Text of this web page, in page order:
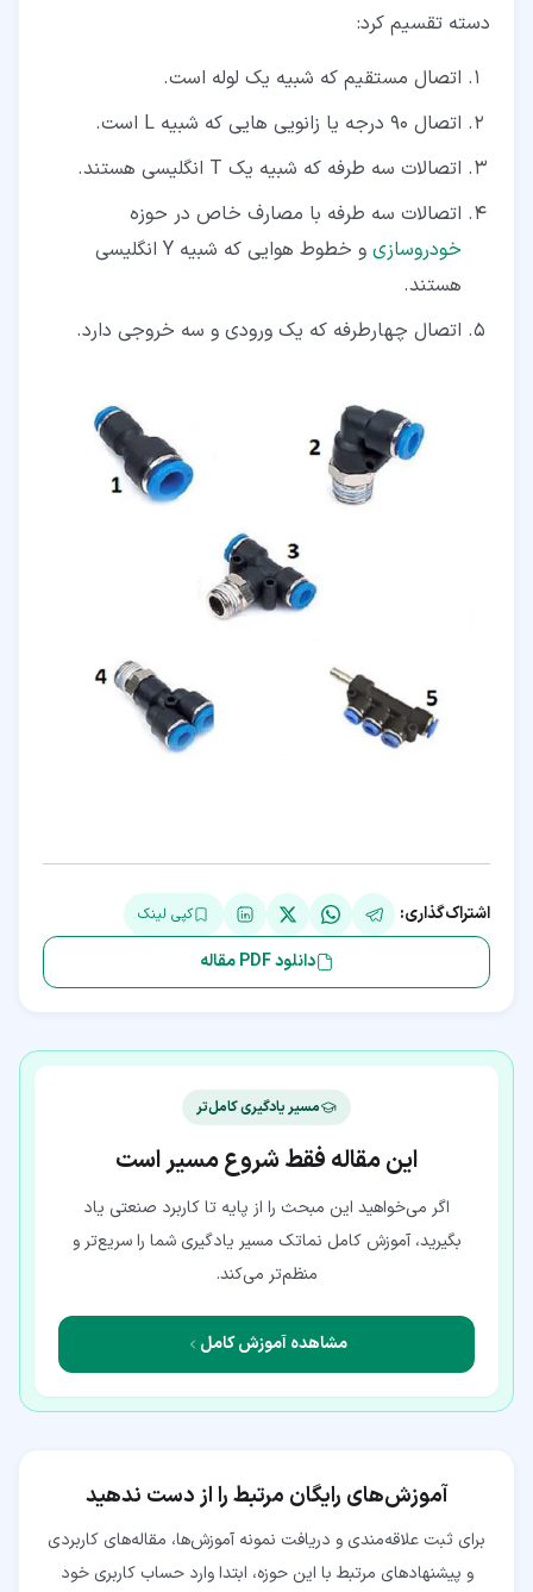
دسته تقسیم کرد:
اتصال مستقیم که شبیه یک لوله است.
اتصال 90 درجه یا زانویی هایی که شبیه L است.
اتصالات سه طرفه که شبیه یک T انگلیسی هستند.
اتصالات سه طرفه با مصارف خاص در حوزه
خودروسازی
و خطوط هوایی که شبیه Y انگلیسی
هستند.
اتصال چهارطرفه که یک ورودی و سه خروجی دارد.
اشتراک‌گذاری: کپی لینک
دانلود PDF مقاله
مسیر یادگیری کامل‌تر
این مقاله فقط شروع مسیر است
اگر می‌خواهید این مبحث را از پایه تا کاربرد صنعتی یاد
بگیرید، آموزش کامل نماتک مسیر یادگیری شما را سریع‌تر و
منظم‌تر می‌کند.
مشاهده آموزش کامل
آموزش‌های رایگان مرتبط را از دست ندهید
برای ثبت علاقه‌مندی و دریافت نمونه آموزش‌ها، مقاله‌های کاربردی
و پیشنهادهای مرتبط با این حوزه، ابتدا وارد حساب کاربری خود